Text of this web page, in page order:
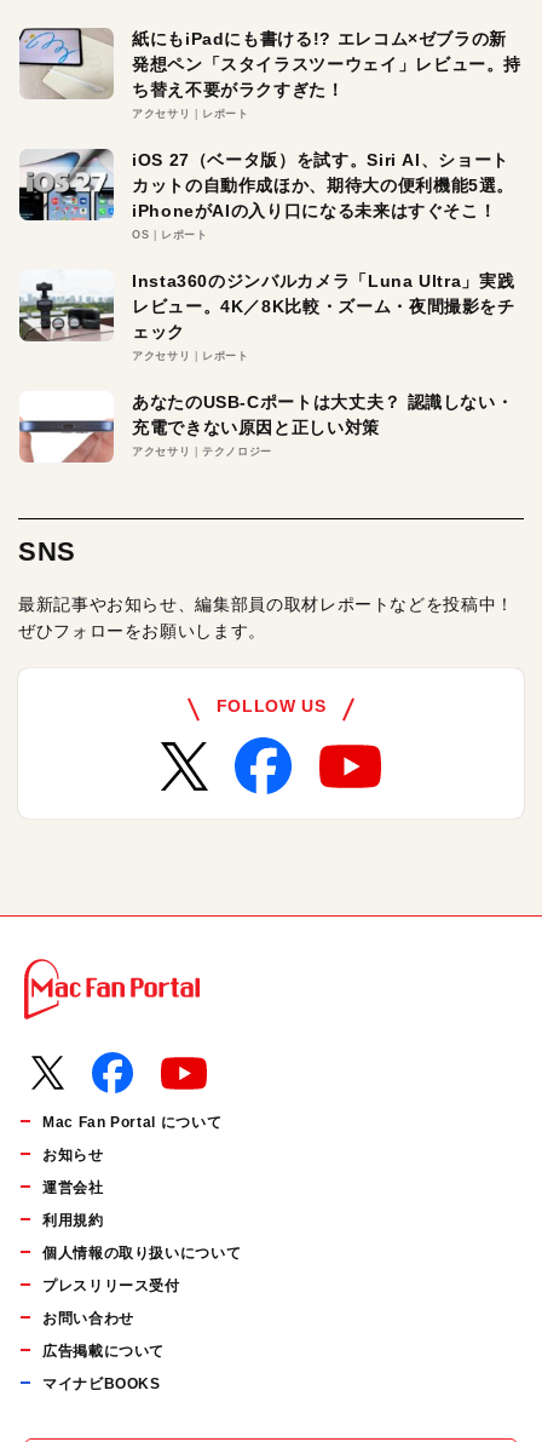
紙にもiPadにも書ける!? エレコム×ゼブラの新
発想ペン「スタイラスツーウェイ」レビュー。持
ち替え不要がラクすぎた！
アクセサリ レポート
iOS 27（ベータ版）を試す。Siri AI、ショート
カットの自動作成ほか、期待大の便利機能5選。
iPhoneがAIの入り口になる未来はすぐそこ！
OS レポート
Insta360のジンバルカメラ「Luna Ultra」実践
レビュー。4K／8K比較・ズーム・夜間撮影をチ
ェック
アクセサリ レポート
あなたのUSB-Cポートは大丈夫？ 認識しない・
充電できない原因と正しい対策
アクセサリ テクノロジー
SNS
最新記事やお知らせ、編集部員の取材レポートなどを投稿中！
ぜひフォローをお願いします。
FOLLOW US
Mac Fan Portal について
お知らせ
運営会社
利用規約
個人情報の取り扱いについて
プレスリリース受付
お問い合わせ
広告掲載について
マイナビBOOKS